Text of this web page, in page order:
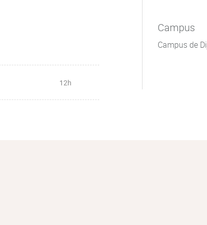
12h
Campus
Campus de